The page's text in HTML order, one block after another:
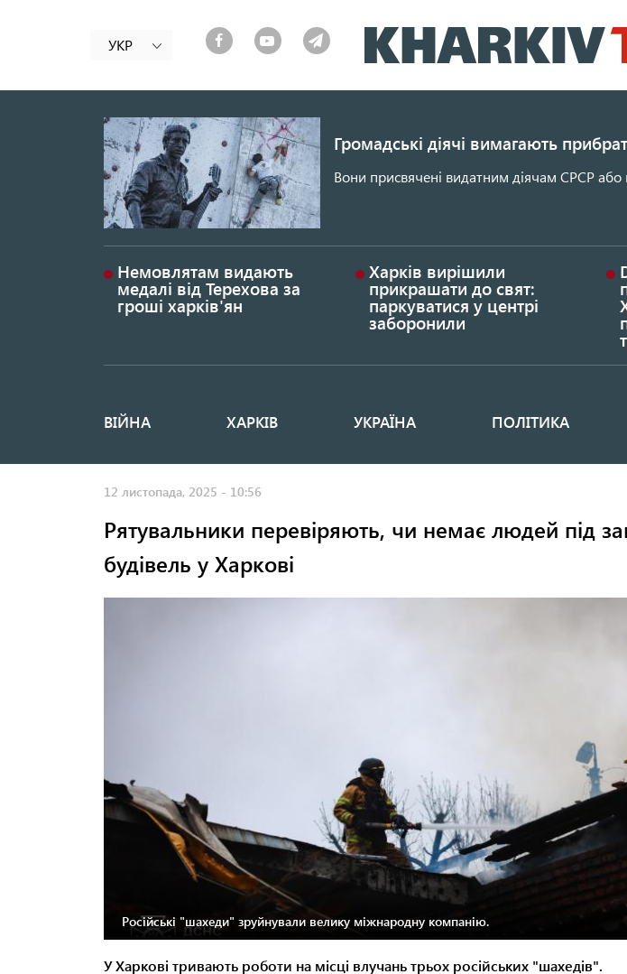
до
УКР
Громадські діячі вимагають
Вони присвячені видатним діячам СРСР або
Немовлятам видають
медалі від Терехова за
гроші харків'ян
Харків вирішили
прикрашати до свят:
паркуватися у центрі
заборонили
Основная
ВІЙНА ХАРКІВ УКРАЇНА ПОЛІТИКА
12 листопада, 2025 - 10:56
Рятувальники перевіряють, чи немає людей під
будівель у Харкові
Російські "шахеди" зруйнували велику міжнародну компанію.
У Харкові тривають роботи на місці влучань трьох російських "шахедів".